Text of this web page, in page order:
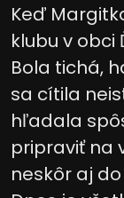
Keď
klubu v obci
Bola tichá,
sa cítila
hľadala
pripraviť na
neskôr aj